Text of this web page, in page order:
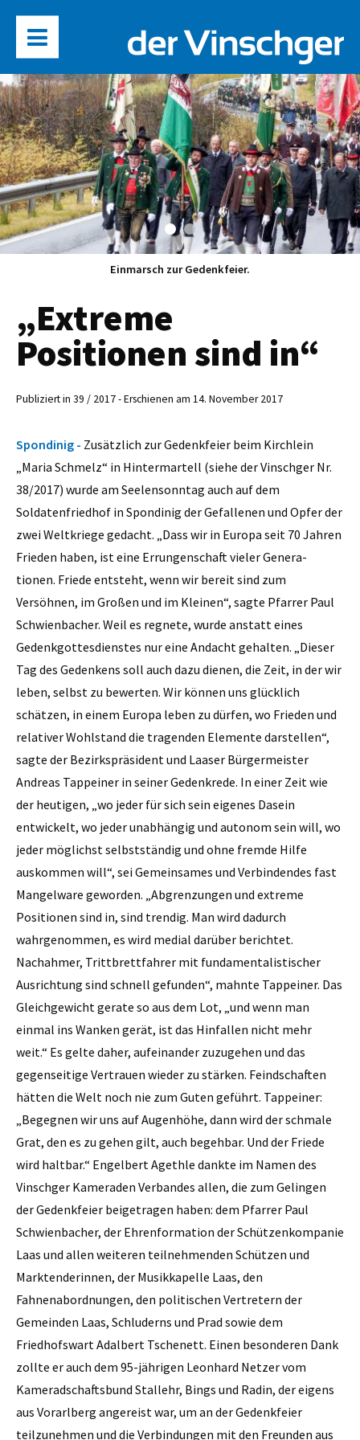
Einmarsch zur Gedenkfeier.
„Extreme
Positionen sind in“
Publiziert in 39 / 2017 - Erschienen am 14. November 2017
Spondinig - Zusätzlich zur Gedenkfeier beim Kirchlein
„Maria Schmelz“ in Hintermartell (siehe der Vinschger Nr.
38/2017) wurde am Seelensonntag auch auf dem
Soldatenfriedhof in Spondinig der Gefallenen und Opfer der
zwei Weltkriege gedacht. „Dass wir in Europa seit 70 Jahren
Frieden haben, ist eine Errungenschaft vieler Genera-
tionen. Friede entsteht, wenn wir bereit sind zum
Versöhnen, im Großen und im Kleinen“, sagte Pfarrer Paul
Schwienbacher. Weil es regnete, wurde anstatt eines
Gedenkgottesdienstes nur eine Andacht gehalten. „Dieser
Tag des Gedenkens soll auch dazu dienen, die Zeit, in der wir
leben, selbst zu bewerten. Wir können uns glücklich
schätzen, in einem Europa leben zu dürfen, wo Frieden und
relativer Wohlstand die tragenden Elemente darstellen“,
sagte der Bezirkspräsident und Laaser Bürgermeister
Andreas Tappeiner in seiner Gedenkrede. In einer Zeit wie
der heutigen, „wo jeder für sich sein eigenes Dasein
entwickelt, wo jeder unabhängig und autonom sein will, wo
jeder möglichst selbstständig und ohne fremde Hilfe
auskommen will“, sei Gemeinsames und Verbindendes fast
Mangelware geworden. „Abgrenzungen und extreme
Positionen sind in, sind trendig. Man wird dadurch
wahrgenommen, es wird medial darüber berichtet.
Nachahmer, Trittbrettfahrer mit fundamentalistischer
Ausrichtung sind schnell gefunden“, mahnte Tappeiner. Das
Gleichgewicht gerate so aus dem Lot, „und wenn man
einmal ins Wanken gerät, ist das Hinfallen nicht mehr
weit.“ Es gelte daher, aufeinander zuzugehen und das
gegenseitige Vertrauen wieder zu stärken. Feindschaften
hätten die Welt noch nie zum Guten geführt. Tappeiner:
„Begegnen wir uns auf Augenhöhe, dann wird der schmale
Grat, den es zu gehen gilt, auch begehbar. Und der Friede
wird haltbar.“ Engelbert Agethle dankte im Namen des
Vinschger Kameraden Verbandes allen, die zum Gelingen
der Gedenkfeier beigetragen haben: dem Pfarrer Paul
Schwienbacher, der Ehrenformation der Schützenkompanie
Laas und allen weiteren teilnehmenden Schützen und
Marktenderinnen, der Musikkapelle Laas, den
Fahnenabordnungen, den politischen Vertretern der
Gemeinden Laas, Schluderns und Prad sowie dem
Friedhofswart Adalbert Tschenett. Einen besonderen Dank
zollte er auch dem 95-jährigen Leonhard Netzer vom
Kameradschaftsbund Stallehr, Bings und Radin, der eigens
aus Vorarlberg angereist war, um an der Gedenkfeier
teilzunehmen und die Verbindungen mit den Freunden aus